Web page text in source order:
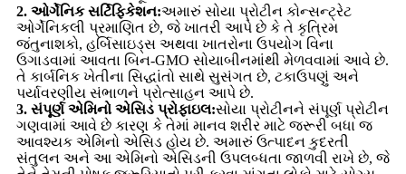
2. ઓર્ગેનિક સર્ટિફિકેશન:અમારું સોયા પ્રોટીન કોન્સન્ટ્રેટ
ઓર્ગેનિકલી પ્રમાણિત છે, જે ખાતરી આપે છે કે તે કૃત્રિમ
જંતુનાશકો, હર્બિસાઇડ્સ અથવા ખાતરોના ઉપયોગ વિના
ઉગાડવામાં આવતા બિન-GMO સોયાબીનમાંથી મેળવવામાં આવે છે.
તે કાર્બનિક ખેતીના સિદ્ધાંતો સાથે સુસંગત છે, ટકાઉપણું અને
પર્યાવરણીય સંભાળને પ્રોત્સાહન આપે છે.
3. સંપૂર્ણ એમિનો એસિડ પ્રોફાઇલ:સોયા પ્રોટીનને સંપૂર્ણ પ્રોટીન
ગણવામાં આવે છે કારણ કે તેમાં માનવ શરીર માટે જરૂરી બધા જ
આવશ્યક એમિનો એસિડ હોય છે. અમારું ઉત્પાદન કુદરતી
સંતુલન અને આ એમિનો એસિડની ઉપલબ્ધતા જાળવી રાખે છે, જે